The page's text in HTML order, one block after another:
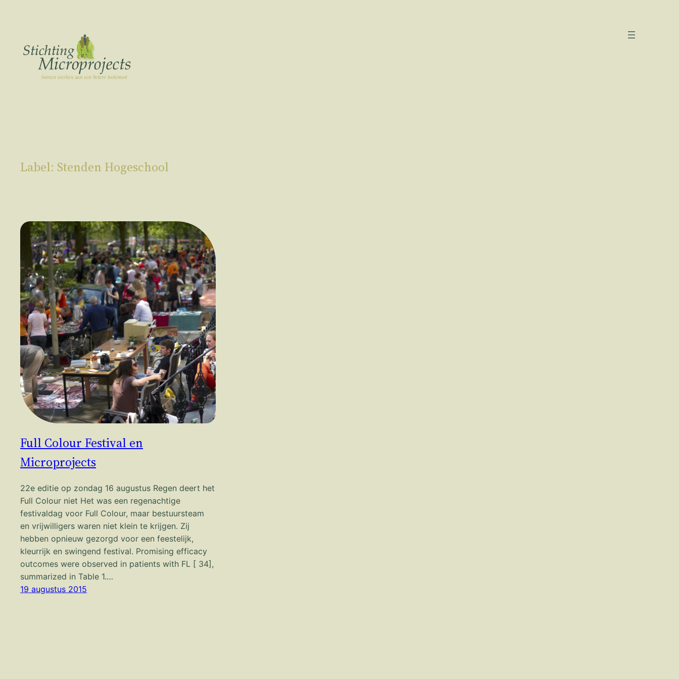
inhoud
Label: Stenden Hogeschool
Full Colour Festival en
Microprojects
22e editie op zondag 16 augustus Regen deert het
Full Colour niet Het was een regenachtige
festivaldag voor Full Colour, maar bestuursteam
en vrijwilligers waren niet klein te krijgen. Zij
hebben opnieuw gezorgd voor een feestelijk,
kleurrijk en swingend festival. Promising efficacy
outcomes were observed in patients with FL [ 34],
summarized in Table 1.…
19 augustus 2015